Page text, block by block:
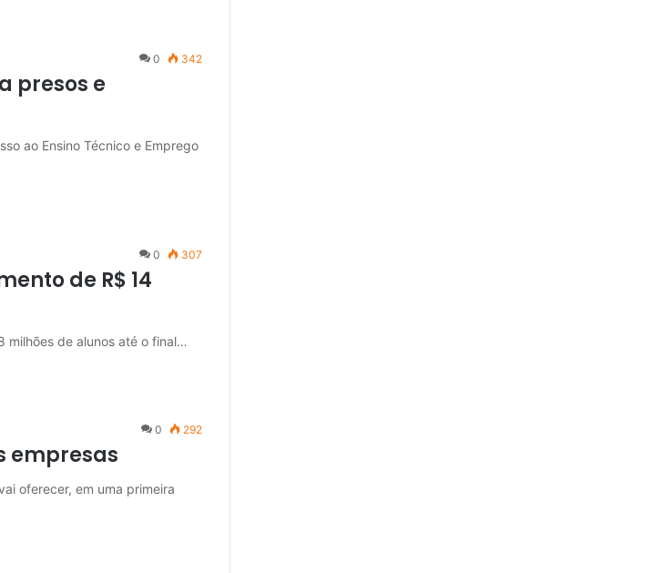
0 342
presos e
ao Ensino Técnico e Emprego
0 307
de R$ 14
milhões de alunos até o final…
0 292
empresas
oferecer, em uma primeira